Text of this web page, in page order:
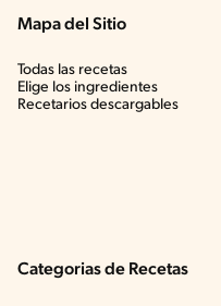
Mapa del Sitio
Todas las recetas
Elige los ingredientes
Recetarios descargables
Categorias de Recetas